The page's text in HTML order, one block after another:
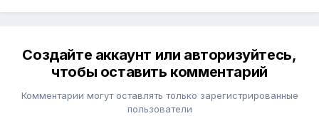
Создайте аккаунт или авторизуйтесь,
чтобы оставить комментарий
Комментарии могут оставлять только зарегистрированные
пользователи